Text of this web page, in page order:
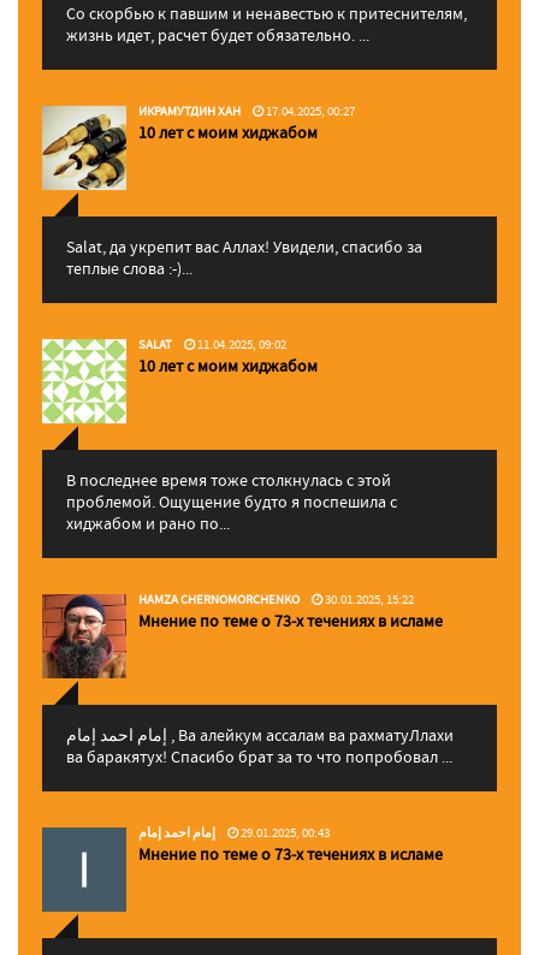
Со скорбью к павшим и ненавестью к притеснителям,
жизнь идет, расчет будет обязательно. ...
ИКРАМУТДИН ХАН 17.04.2025, 00:27
10 лет с моим хиджабом
Salat, да укрепит вас Аллаx! Увидели, спасибо за
теплые слова :-)...
SALAT 11.04.2025, 09:02
10 лет с моим хиджабом
В последнее время тоже столкнулась с этой
проблемой. Ощущение будто я поспешила с
хиджабом и рано по...
HAMZA CHERNOMORCHENKO 30.01.2025, 15:22
Мнение по теме о 73-х течениях в исламе
إمام احمد إمام , Ва алейкум ассалам ва рахматуЛлахи
ва баракятух! Спасибо брат за то что попробовал ...
إمام احمد إمام 29.01.2025, 00:43
Мнение по теме о 73-х течениях в исламе